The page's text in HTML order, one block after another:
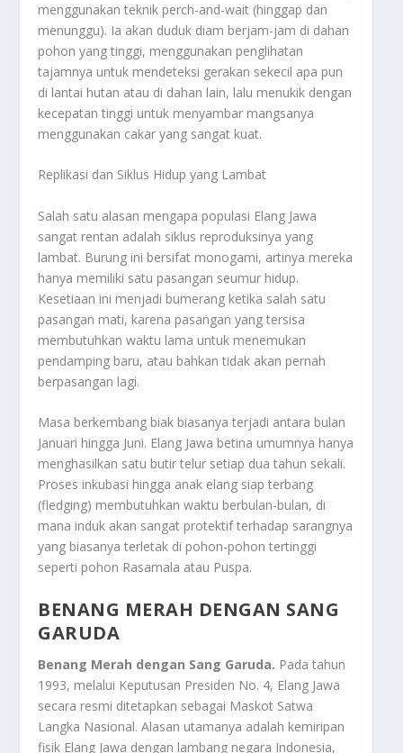
menggunakan teknik perch-and-wait (hinggap dan
menunggu). Ia akan duduk diam berjam-jam di dahan
pohon yang tinggi, menggunakan penglihatan
tajamnya untuk mendeteksi gerakan sekecil apa pun
di lantai hutan atau di dahan lain, lalu menukik dengan
kecepatan tinggi untuk menyambar mangsanya
menggunakan cakar yang sangat kuat.
Replikasi dan Siklus Hidup yang Lambat
Salah satu alasan mengapa populasi Elang Jawa
sangat rentan adalah siklus reproduksinya yang
lambat. Burung ini bersifat monogami, artinya mereka
hanya memiliki satu pasangan seumur hidup.
Kesetiaan ini menjadi bumerang ketika salah satu
pasangan mati, karena pasangan yang tersisa
membutuhkan waktu lama untuk menemukan
pendamping baru, atau bahkan tidak akan pernah
berpasangan lagi.
Masa berkembang biak biasanya terjadi antara bulan
Januari hingga Juni. Elang Jawa betina umumnya hanya
menghasilkan satu butir telur setiap dua tahun sekali.
Proses inkubasi hingga anak elang siap terbang
(fledging) membutuhkan waktu berbulan-bulan, di
mana induk akan sangat protektif terhadap sarangnya
yang biasanya terletak di pohon-pohon tertinggi
seperti pohon Rasamala atau Puspa.
BENANG MERAH DENGAN SANG
GARUDA
Benang Merah dengan Sang Garuda. Pada tahun
1993, melalui Keputusan Presiden No. 4, Elang Jawa
secara resmi ditetapkan sebagai Maskot Satwa
Langka Nasional. Alasan utamanya adalah kemiripan
fisik Elang Jawa dengan lambang negara Indonesia,